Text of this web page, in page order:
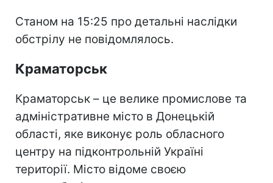
Станом на 15:25 про детальні наслідки
обстрілу не повідомлялось.
Краматорськ
Краматорськ – це велике промислове та
адміністративне місто в Донецькій
області, яке виконує роль обласного
центру на підконтрольній Україні
території. Місто відоме своєю